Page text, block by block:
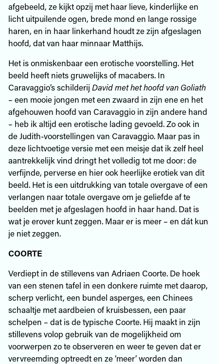
afgebeeld, ze kijkt opzij met haar lieve, kinderlijke en
licht uitpuilende ogen, brede mond en lange rossige
haren, en in haar linkerhand houdt ze zijn afgeslagen
hoofd, dat van haar minnaar Matthijs.
Het is onmiskenbaar een erotische voorstelling. Het
beeld heeft niets gruwelijks of macabers. In
Caravaggio’s schilderij Davidmethethoofd van Goliath
– een mooie jongen met een zwaard in zijn ene en het
afgehouwen hoofd van Caravaggio in zijn andere hand
– heb ik altijd een erotische lading gevoeld. Zo ook in
de Judith-voorstellingen van Caravaggio. Maar pas in
deze lichtvoetige versie met een meisje dat ik zelf heel
aantrekkelijk vind dringt het volledig tot me door: de
verfijnde, perverse en hier ook heerlijke erotiek van dit
beeld. Het is een uitdrukking van totale overgave of een
verlangen naar totale overgave om je geliefde af te
beelden met je afgeslagen hoofd in haar hand. Dat is
wat je erover kunt zeggen. Maar er is meer – en dát kun
je niet zeggen.
COORTE
Verdiept in de stillevens van Adriaen Coorte. De hoek
van een stenen tafel in een donkere ruimte met daarop,
scherp verlicht, een bundel asperges, een Chinees
schaaltje met aardbeien of kruisbessen, een paar
schelpen – dat is de typische Coorte. Hij maakt in zijn
stillevens volop gebruik van de mogelijkheid om
voorwerpen zo te observeren en weer te geven dat er
vervreemding optreedt en ze ‘meer’ worden dan